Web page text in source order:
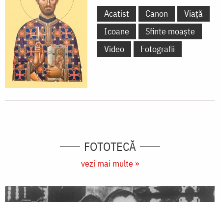
Acatist Canon
Viață
Icoane
Sfinte moaște
Video
Fotografii
FOTOTECĂ
vezi mai multe »